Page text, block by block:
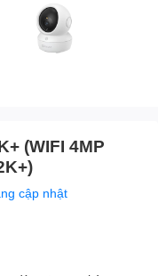
(WIFI 4MP
cập nhật